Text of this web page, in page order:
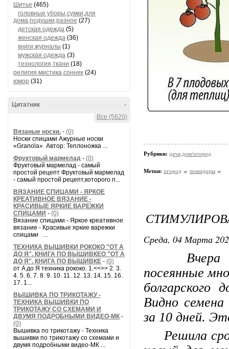
Шитье (465)
головные уборы,сумки,для
дома,подушки,разное (27)
детская одежда (5)
женская одежда (36)
книги,журналы (1)
мужская одежда (3)
технология,ткани (18)
религия,мистика,сонник (24)
юмор (31)
-
Цитатник
Все (5620)
Вязаные носки. - (0)
Носки спицами Ажурные носки
«Granola» Автор: Теплоножка ...
Фруктовый мармелад - (0)
Фруктовый мармелад - самый
простой рецепт Фруктовый мармелад
- самый простой рецепт,которого п...
ВЯЗАНИЕ СПИЦАМИ - ЯРКОЕ
КРЕАТИВНОЕ ВЯЗАНИЕ -
КРАСИВЫЕ ЯРКИЕ ВАРЕЖКИ
СПИЦАМИ - (0)
Вязание спицами - Яркое креативное
вязание - Красивые яркие варежки
спицами ...
ТЕХНИКА ВЫШИВКИ РОКОКО "ОТ А
ДО Я". КНИГА ПО ВЫШИВКЕО "ОТ А
ДО Я". КНИГА ПО ВЫШИВКЕ - (0)
от A до Я техника рококо. 1.<<>> 2. 3.
4. 5. 6. 7. 8. 9. 10. 11. 12. 13. 14. 15. 16.
17. 1...
ВЫШИВКА ПО ТРИКОТАЖУ -
ТЕХНИКА ВЫШИВКИ ПО
ТРИКОТАЖУ СО СХЕМАМИ И
ДВУМЯ ПОДРОБНЫМИ ВИДЕО-МК -
(0)
Вышивка по трикотажу - Техника
вышивки по трикотажу со схемами и
двумя подробными видео-МК ...
Рубрики: дача,дом/огород
Метки: огород помидоры
Среда, 04 Марта
Вчера
посеянные
Видно
за 10 дней.
Решила